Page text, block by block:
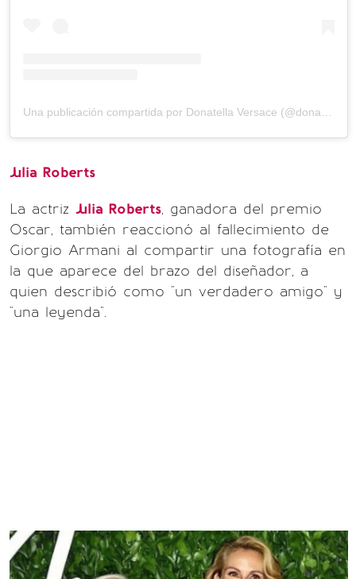
Una publicación compartida por Donatella Versace (@donatella_versace)
Julia Roberts
La actriz Julia Roberts, ganadora del premio
Oscar, también reaccionó al fallecimiento de
Giorgio Armani al compartir una fotografía en
la que aparece del brazo del diseñador, a
quien describió como "un verdadero amigo" y
"una leyenda".